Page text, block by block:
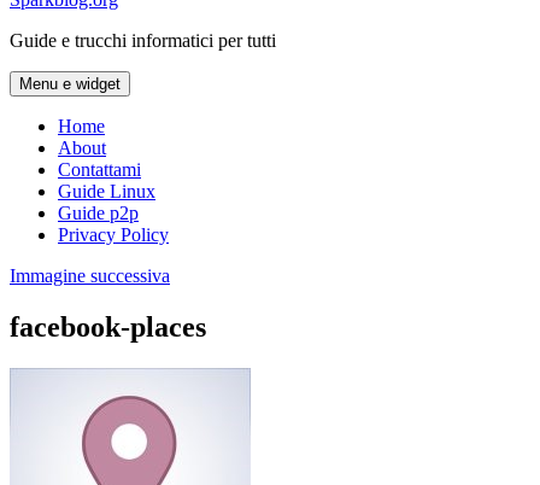
Guide e trucchi informatici per tutti
Menu e widget
Home
About
Contattami
Guide Linux
Guide p2p
Privacy Policy
Immagine successiva
facebook-places